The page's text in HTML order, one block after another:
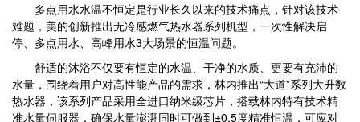
多点用水水温不恒定是行业长久以来的技术痛点，针对该技术
难题，美的创新推出无冷感燃气热水器系列机型，一次性解决启
停、多点用水、高峰用水3大场景的恒温问题。
舒适的沐浴不仅要有恒定的水温、干净的水质、更要有充沛的
水量，围绕着用户对高性能产品的需求，林内推出“大道”系列大升数
热水器，该系列产品采用全进口纳米级芯片，搭载林内特有技术精
准水量伺服器，确保水量澎湃同时可做到±0.5度精准恒温，可应对